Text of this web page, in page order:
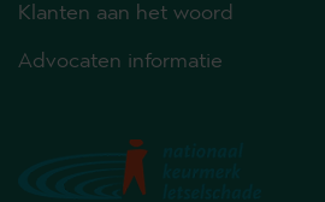
Klanten aan het woord
Advocaten informatie